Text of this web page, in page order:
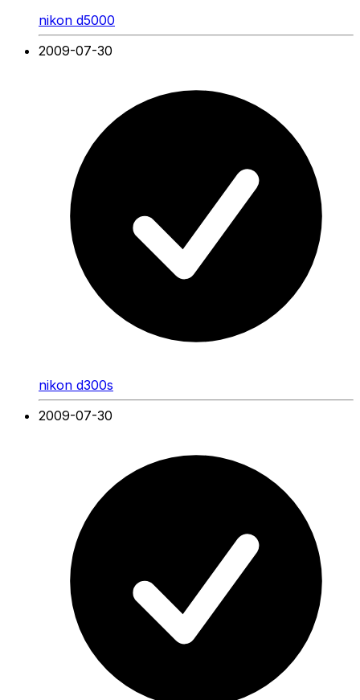
nikon d5000
2009-07-30
nikon d300s
2009-07-30